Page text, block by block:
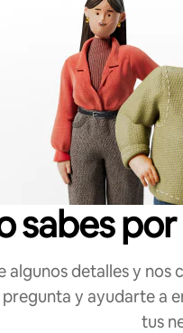
sabes
algunos detalles y
y ayudarte a
tus